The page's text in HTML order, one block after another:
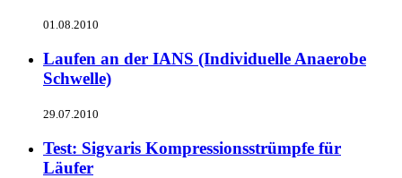
01.08.2010
Laufen an der IANS (Individuelle Anaerobe
Schwelle)
29.07.2010
Test: Sigvaris Kompressionsstrümpfe für
Läufer